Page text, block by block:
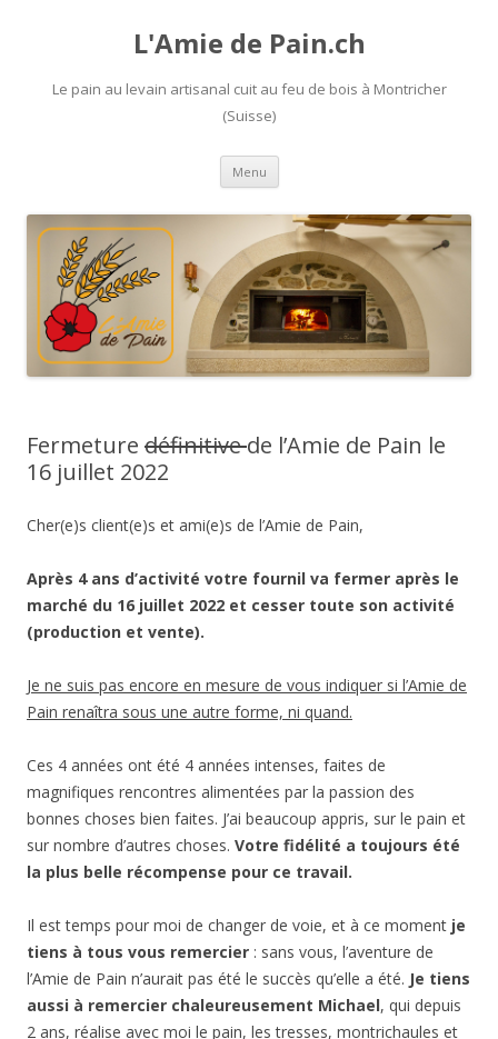
L'Amie de Pain.ch
Le pain au levain artisanal cuit au feu de bois à Montricher
(Suisse)
Menu Aller
contenu
Fermeture définitivede l’Amie de Pain le
16 juillet 2022
Cher(e)s client(e)s et ami(e)s de l’Amie de Pain,
Après 4 ans d’activité votre fournil va fermer après le
marché du 16 juillet 2022 et cesser toute son activité
(production et vente).
Je ne suis pas encore en mesure de vous indiquer si l’Amie de
Pain renaîtra sous une autre forme, ni quand.
Ces 4 années ont été 4 années intenses, faites de
magnifiques rencontres alimentées par la passion des
bonnes choses bien faites. J’ai beaucoup appris, sur le pain et
sur nombre d’autres choses. Votre fidélité a toujours été
la plus belle récompense pour ce travail.
Il est temps pour moi de changer de voie, et à ce moment je
tiens à tous vous remercier : sans vous, l’aventure de
l’Amie de Pain n’aurait pas été le succès qu’elle a été. Je tiens
aussi à remercier chaleureusement Michael, qui depuis
2 ans, réalise avec moi le pain, les tresses, montrichaules et